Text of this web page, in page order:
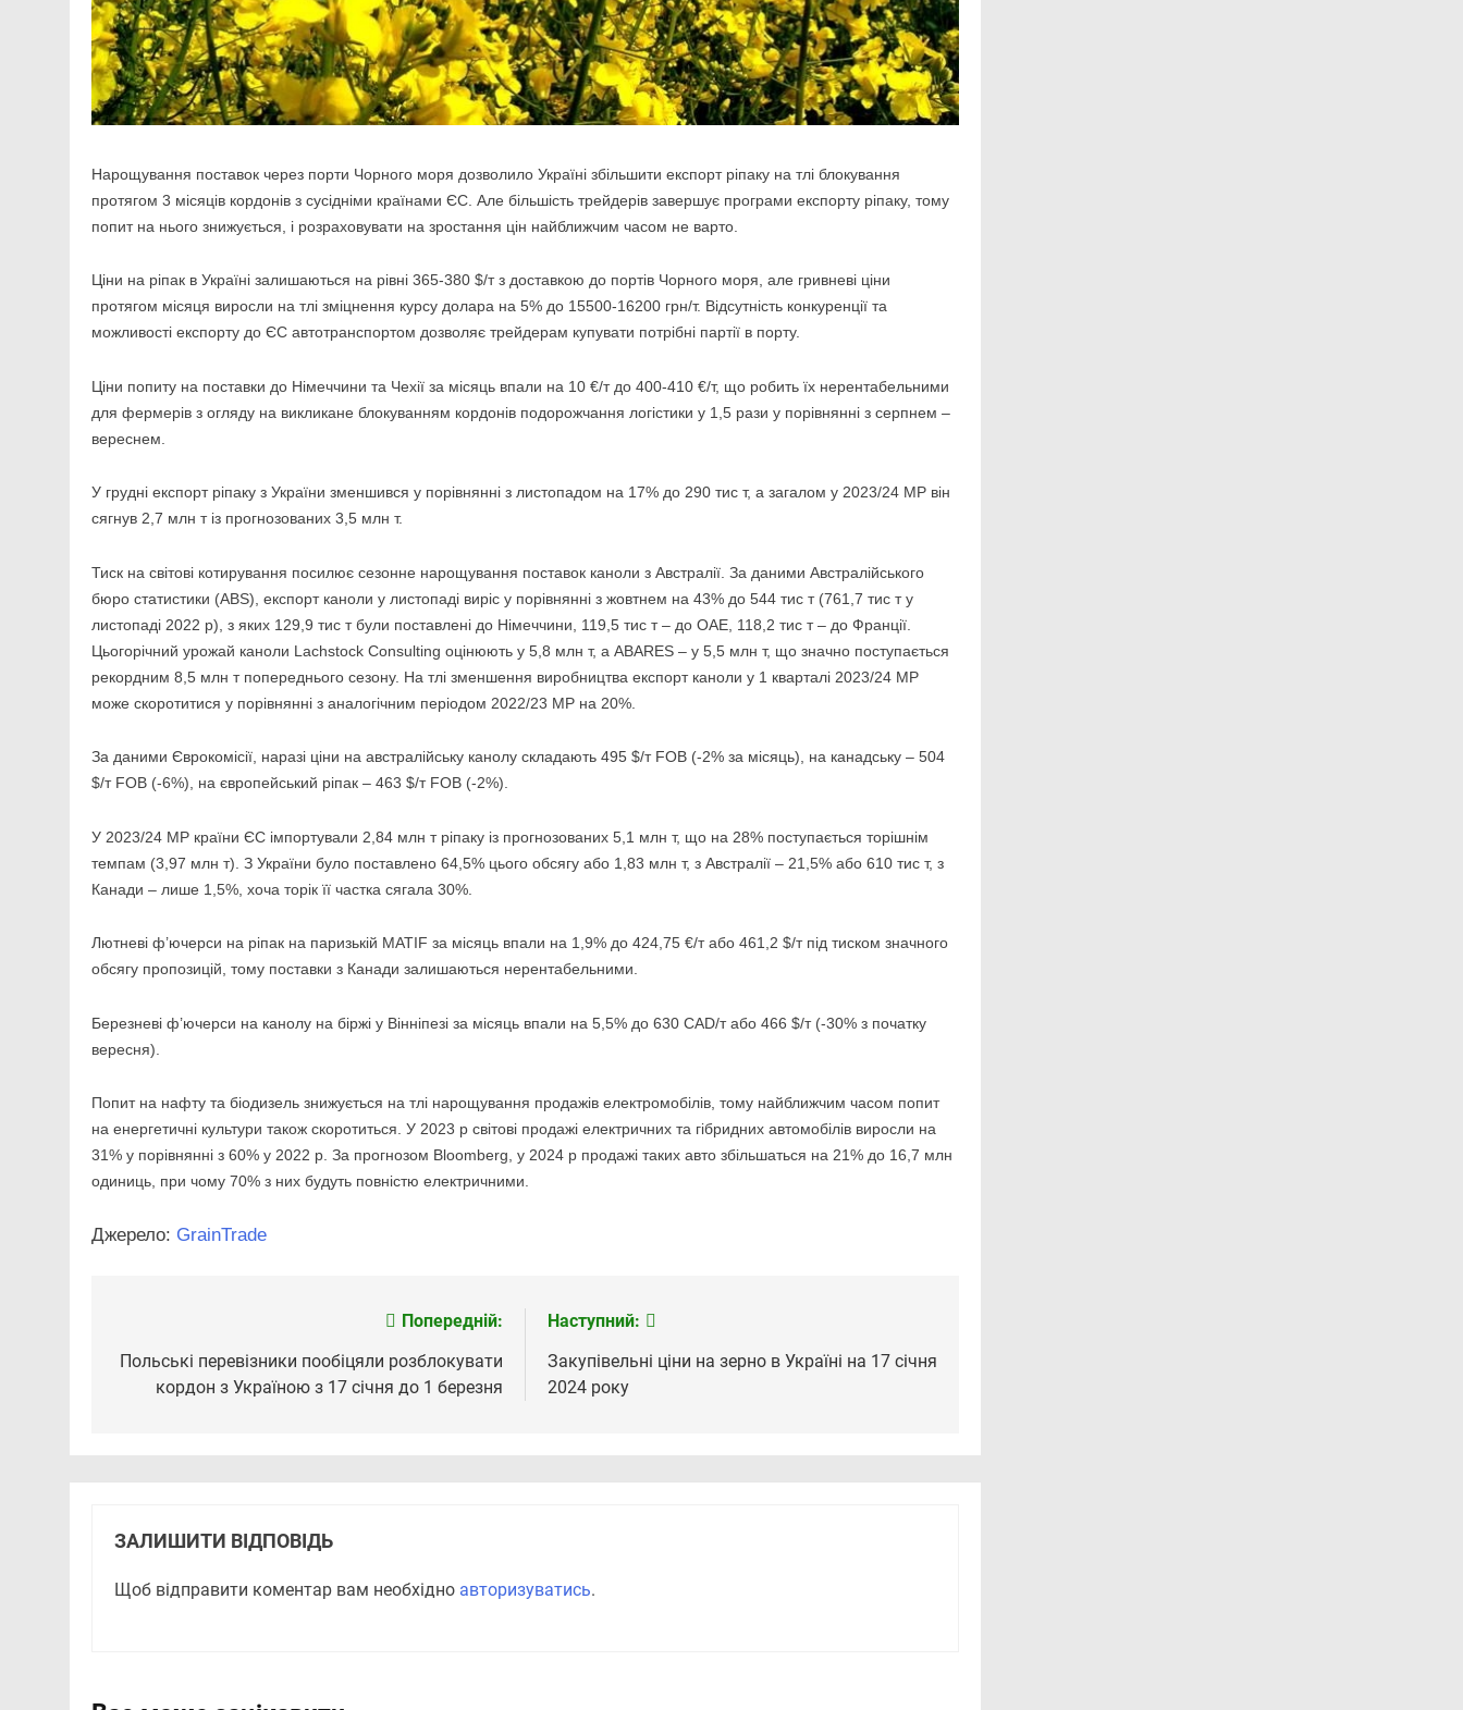
Нарощування поставок через порти Чорного моря дозволило Україні збільшити експорт ріпаку на тлі блокування
протягом 3 місяців кордонів з сусідніми країнами ЄС. Але більшість трейдерів завершує програми експорту ріпаку, тому
попит на нього знижується, і розраховувати на зростання цін найближчим часом не варто.
Ціни на ріпак в Україні залишаються на рівні 365-380 $/т з доставкою до портів Чорного моря, але гривневі ціни
протягом місяця виросли на тлі зміцнення курсу долара на 5% до 15500-16200 грн/т. Відсутність конкуренції та
можливості експорту до ЄС автотранспортом дозволяє трейдерам купувати потрібні партії в порту.
Ціни попиту на поставки до Німеччини та Чехії за місяць впали на 10 €/т до 400-410 €/т, що робить їх нерентабельними
для фермерів з огляду на викликане блокуванням кордонів подорожчання логістики у 1,5 рази у порівнянні з серпнем –
вереснем.
У грудні експорт ріпаку з України зменшився у порівнянні з листопадом на 17% до 290 тис т, а загалом у 2023/24 МР він
сягнув 2,7 млн т із прогнозованих 3,5 млн т.
Тиск на світові котирування посилює сезонне нарощування поставок каноли з Австралії. За даними Австралійського
бюро статистики (ABS), експорт каноли у листопаді виріс у порівнянні з жовтнем на 43% до 544 тис т (761,7 тис т у
листопаді 2022 р), з яких 129,9 тис т були поставлені до Німеччини, 119,5 тис т – до ОАЕ, 118,2 тис т – до Франції.
Цьогорічний урожай каноли Lachstock Consulting оцінюють у 5,8 млн т, а ABARES – у 5,5 млн т, що значно поступається
рекордним 8,5 млн т попереднього сезону. На тлі зменшення виробництва експорт каноли у 1 кварталі 2023/24 МР
може скоротитися у порівнянні з аналогічним періодом 2022/23 МР на 20%.
За даними Єврокомісії, наразі ціни на австралійську канолу складають 495 $/т FOB (-2% за місяць), на канадську – 504
$/т FOB (-6%), на європейський ріпак – 463 $/т FOB (-2%).
У 2023/24 МР країни ЄС імпортували 2,84 млн т ріпаку із прогнозованих 5,1 млн т, що на 28% поступається торішнім
темпам (3,97 млн т). З України було поставлено 64,5% цього обсягу або 1,83 млн т, з Австралії – 21,5% або 610 тис т, з
Канади – лише 1,5%, хоча торік її частка сягала 30%.
Лютневі ф’ючерси на ріпак на паризькій MATIF за місяць впали на 1,9% до 424,75 €/т або 461,2 $/т під тиском значного
обсягу пропозицій, тому поставки з Канади залишаються нерентабельними.
Березневі ф’ючерси на канолу на біржі у Вінніпезі за місяць впали на 5,5% до 630 CAD/т або 466 $/т (-30% з початку
вересня).
Попит на нафту та біодизель знижується на тлі нарощування продажів електромобілів, тому найближчим часом попит
на енергетичні культури також скоротиться. У 2023 р світові продажі електричних та гібридних автомобілів виросли на
31% у порівнянні з 60% у 2022 р. За прогнозом Bloomberg, у 2024 р продажі таких авто збільшаться на 21% до 16,7 млн
одиниць, при чому 70% з них будуть повністю електричними.
Джерело: GrainTrade
записів
Попередній:
Польські перевізники пообіцяли розблокувати
кордон з Україною з 17 січня до 1 березня
Наступний:
Закупівельні ціни на зерно в Україні на 17 січня
2024 року
ЗАЛИШИТИ ВІДПОВІДЬ
Щоб відправити коментар вам необхідно авторизуватись.